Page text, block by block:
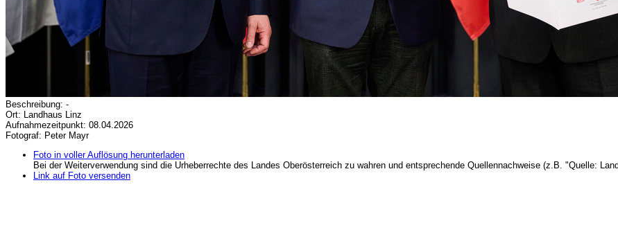
Beschreibung: -
Ort: Landhaus Linz
Aufnahmezeitpunkt: 08.04.2026
Fotograf: Peter Mayr
Foto in voller Auflösung herunterladen
Bei der Weiterverwendung sind die Urheberrechte des Landes Oberösterreich zu wahren und entsprechende Quellennachweise (z.B. "Quelle:
Link auf Foto versenden